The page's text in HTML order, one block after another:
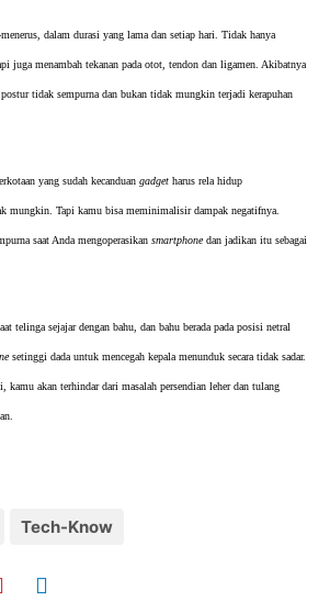
dalam durasi yang lama dan setiap hari. Tidak hanya
juga menambah tekanan pada otot, tendon dan ligamen. Akibatnya
tidak sempurna dan bukan tidak mungkin terjadi kerapuhan
yang sudah kecanduangadget harus rela hidup
mungkin. Tapi kamu bisa meminimalisir dampak negatifnya.
saat Anda mengoperasikansmartphonedan jadikan itu sebagai
telinga sejajar dengan bahu, dan bahu berada pada posisi netral
setinggi dada untuk mencegah kepala menunduk secara tidak sadar.
kamu akan terhindar dari masalah persendian leher dan tulang
Tech-Know